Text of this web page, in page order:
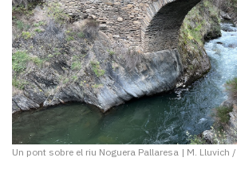
Un pont sobre el riu Noguera Pallaresa | M. Lluvich /